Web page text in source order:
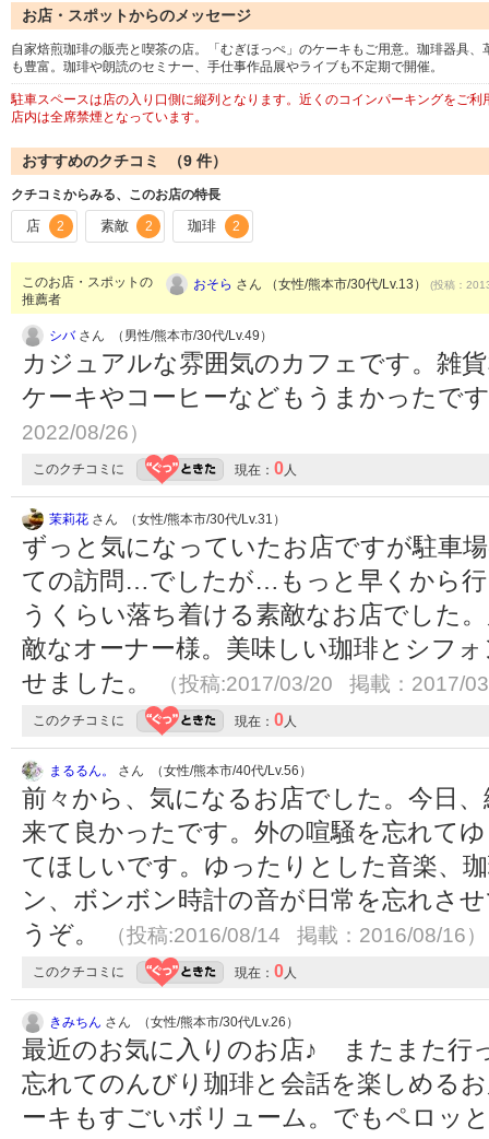
お店・スポットからのメッセージ
自家焙煎珈琲の販売と喫茶の店。「むぎほっぺ」のケーキもご用意。珈琲器具
も豊富。珈琲や朗読のセミナー、手仕事作品展やライブも不定期で開催。
駐車スペースは店の入り口側に縦列となります。近くのコインパーキングをご
店内は全席禁煙となっています。
おすすめのクチコミ （9 件）
クチコミからみる、このお店の特長
店 2 素敵 2 珈琲 2
このお店・スポットの
推薦者
おそら さん （女性/熊本市/30代/Lv.13） (投稿：
シバさん （男性/熊本市/30代/Lv.49）
カジュアルな雰囲気のカフェです。雑
ケーキやコーヒーなどもうまかったで
2022/08/26）
このクチコミに 現在： 0 人
茉莉花 さん （女性/熊本市/30代/Lv.31）
ずっと気になっていたお店ですが駐車
ての訪問…でしたが…もっと早くから
うくらい落ち着ける素敵なお店でした
敵なオーナー様。美味しい珈琲とシフ
せました。
（投稿:2017/03/20 掲載：2017/
このクチコミに 現在： 0 人
まるるん。 さん （女性/熊本市/40代/Lv.56）
前々から、気になるお店でした。今日
来て良かったです。外の喧騒を忘れて
てほしいです。ゆったりとした音楽、
ン、ボンボン時計の音が日常を忘れさ
うぞ。
（投稿:2016/08/14 掲載：2016/08/16）
このクチコミに 現在： 0 人
きみちん さん （女性/熊本市/30代/Lv.26）
最近のお気に入りのお店♪ またまた行
忘れてのんびり珈琲と会話を楽しめる
ーキもすごいボリューム。でもペロッ